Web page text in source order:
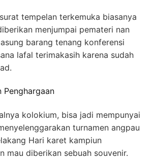
tempelan terkemuka biasanya
menjumpai pemateri nan
barang tenang konferensi
lafal terimakasih karena sudah
Penghargaan
kolokium, bisa jadi mempunyai
turnamen angpau
Hari karet kampiun
mau diberikan sebuah souvenir.